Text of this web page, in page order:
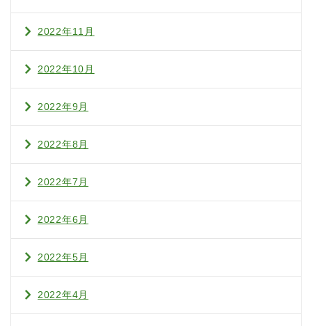
2022年11月
2022年10月
2022年9月
2022年8月
2022年7月
2022年6月
2022年5月
2022年4月